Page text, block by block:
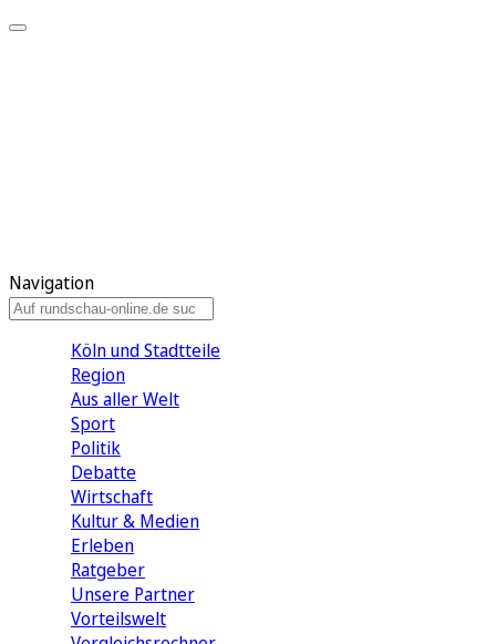
Navigation
Köln und Stadtteile
Region
Aus aller Welt
Sport
Politik
Debatte
Wirtschaft
Kultur & Medien
Erleben
Ratgeber
Unsere Partner
Vorteilswelt